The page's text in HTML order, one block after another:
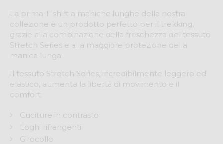
La prima T-shirt a maniche lunghe della nostra
collezione è un prodotto perfetto per il trekking,
grazie alla combinazione della freschezza del tessuto
Stretch Series e alla maggiore protezione della
manica lunga.
Il tessuto Stretch Series, incredibilmente leggero ed
elastico, aumenta la libertà di movimento e il
comfort.
Cuciture in contrasto
Loghi rifrangenti
Girocollo